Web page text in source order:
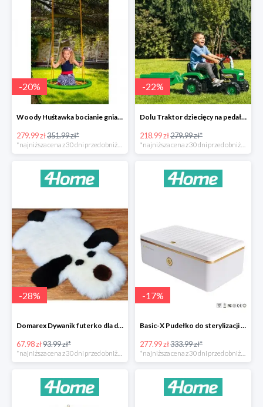
-20%
Woody Huśtawka bocianie gniazdo -20%
279.99 zł351.99 zł*
*najniższa cena z 30 dni przed obniżką
-22%
Dolu Traktor dziecięcy na pedały z przyczepką -22%
218.99 zł279.99 zł*
*najniższa cena z 30 dni przed obniżką
-28%
Domarex Dywanik futerko dla dzieci Pies czarno-biały -28%
67.98 zł93.99 zł*
*najniższa cena z 30 dni przed obniżką
-17%
Basic-X Pudełko do sterylizacji z ozonem -17%
277.99 zł333.99 zł*
*najniższa cena z 30 dni przed obniżką